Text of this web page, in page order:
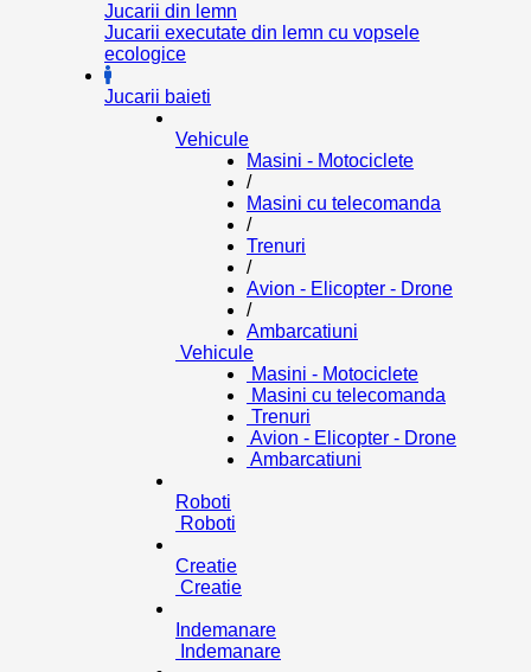
Jucarii din lemn
Jucarii executate din lemn cu vopsele
ecologice
Jucarii baieti
Vehicule
Masini - Motociclete
/
Masini cu telecomanda
/
Trenuri
/
Avion - Elicopter - Drone
/
Ambarcatiuni
Vehicule
Masini - Motociclete
Masini cu telecomanda
Trenuri
Avion - Elicopter - Drone
Ambarcatiuni
Roboti
Roboti
Creatie
Creatie
Indemanare
Indemanare